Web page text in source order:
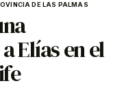
DE LAS PALMAS
Elías en el